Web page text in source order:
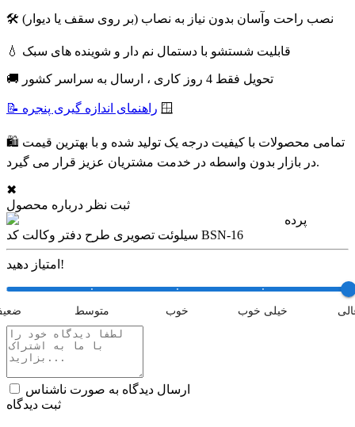
🛠 نصب راحت وآسان بدون نیاز به نصاب (بر روی سقف یا دیوار)
💧 قابلیت شستشو با دستمال نم دار و شوینده های سبک
🚚 تحویل فقط 4 روز کاری ، ارسال به سراسر کشور
📝 راهنمای اندازه گیری پنجره 🪟
🛍 تمامی محصولات با کیفیت درجه یک تولید شده و با بهترین قیمت
در بازار بدون واسطه در خدمت مشتریان عزیز قرار می گیرد.
✖
ثبت نظر درباره محصول
پرده
سیلوئت تصویری طرح دفتر وکالت کد BSN-16
امتیاز دهید!
متوسط خوب خیلی خوب
ارسال دیدگاه به صورت ناشناس
ثبت دیدگاه